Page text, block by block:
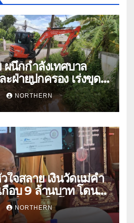
ผนึกกำลังเทศบาล
ฝ่ายปกครอง เร่งขุด
ทางน้ำ ป้องกันและลด
NORTHERN
จสลาย เงินวัดแม่คำ
กือบ 9 ล้านบาท โดน
อร์หลอกให้โอนข้าม
NORTHERN